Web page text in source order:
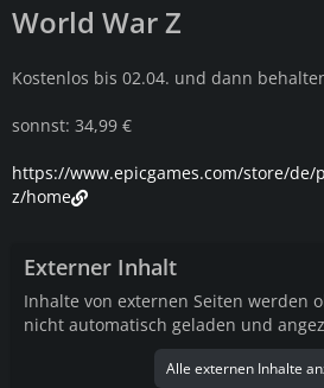
World War Z
Kostenlos bis 02.04. und dann
sonnst: 34,99 €
https://www.epicgames.com/store/
z/home
Externer Inhalt
Inhalte von externen Seiten werden
nicht automatisch geladen und
Alle externen Inhalte